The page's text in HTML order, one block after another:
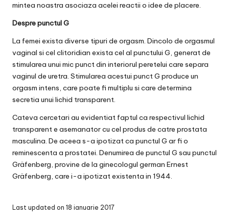
mintea noastra asociaza acelei reactii o idee de placere.
Despre punctul G
La femei exista diverse tipuri de orgasm. Dincolo de orgasmul
vaginal si cel clitoridian exista cel al punctului G, generat de
stimularea unui mic punct din interiorul peretelui care separa
vaginul de uretra. Stimularea acestui punct G produce un
orgasm intens, care poate fi multiplu si care determina
secretia unui lichid transparent.
Cateva cercetari au evidentiat faptul ca respectivul lichid
transparent e asemanator cu cel produs de catre prostata
masculina. De aceea s-a ipotizat ca punctul G ar fi o
reminescenta a prostatei. Denumirea de punctul G sau punctul
Gräfenberg, provine de la ginecologul german Ernest
Gräfenberg, care i-a ipotizat existenta in 1944.
Last updated on 18 ianuarie 2017